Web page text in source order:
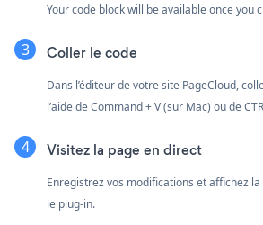
Your code block will be available once you
Coller le code
Dans l’éditeur de votre site PageCloud,
l’aide de Command + V (sur Mac) ou de
Visitez la page en direct
Enregistrez vos modifications et affichez
le plug-in.